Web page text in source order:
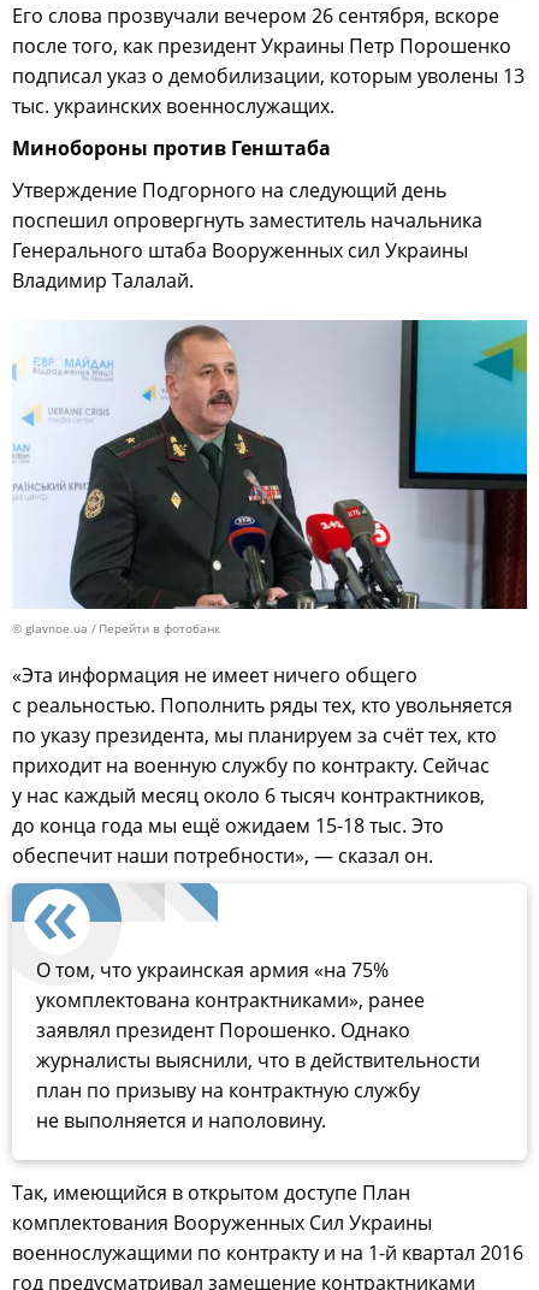
Его слова прозвучали вечером 26 сентября, вскоре
после того, как президент Украины Петр Порошенко
подписал указ о демобилизации, которым уволены 13
тыс. украинских военнослужащих.
Минобороны против Генштаба
Утверждение Подгорного на следующий день
поспешил опровергнуть заместитель начальника
Генерального штаба Вооруженных сил Украины
Владимир Талалай.
© glavnoe.ua Перейти в фотобанк
«Эта информация не имеет ничего общего
с реальностью. Пополнить ряды тех, кто увольняется
по указу президента, мы планируем за счёт тех, кто
приходит на военную службу по контракту. Сейчас
у нас каждый месяц около 6 тысяч контрактников,
до конца года мы ещё ожидаем 15-18 тыс. Это
обеспечит наши потребности», — сказал он.
О том, что украинская армия «на 75%
укомплектована контрактниками», ранее
заявлял президент Порошенко. Однако
журналисты выяснили, что в действительности
план по призыву на контрактную службу
не выполняется и наполовину.
Так, имеющийся в открытом доступе План
комплектования Вооруженных Сил Украины
военнослужащими по контракту и на 1-й квартал 2016
год предусматривал замещение контрактниками